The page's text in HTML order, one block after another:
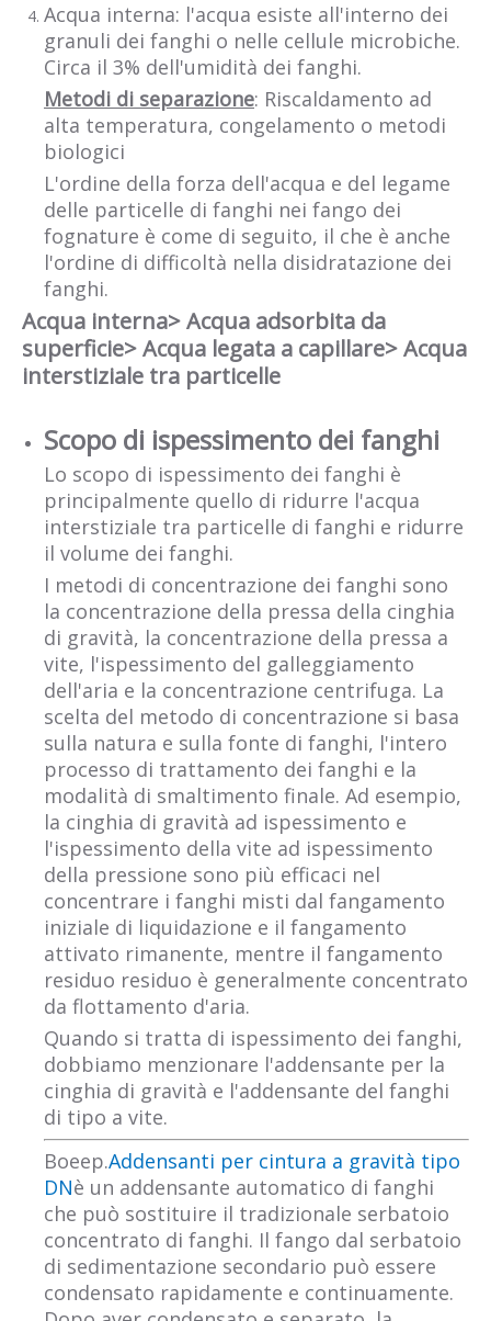
Acqua interna: l'acqua esiste all'interno dei
granuli dei fanghi o nelle cellule microbiche.
Circa il 3% dell'umidità dei fanghi.
Metodi di separazione: Riscaldamento ad
alta temperatura, congelamento o metodi
biologici
L'ordine della forza dell'acqua e del legame
delle particelle di fanghi nei fango dei
fognature è come di seguito, il che è anche
l'ordine di difficoltà nella disidratazione dei
fanghi.
Acqua interna> Acqua adsorbita da
superficie> Acqua legata a capillare> Acqua
interstiziale tra particelle
Scopo di ispessimento dei fanghi
Lo scopo di ispessimento dei fanghi è
principalmente quello di ridurre l'acqua
interstiziale tra particelle di fanghi e ridurre
il volume dei fanghi.
I metodi di concentrazione dei fanghi sono
la concentrazione della pressa della cinghia
di gravità, la concentrazione della pressa a
vite, l'ispessimento del galleggiamento
dell'aria e la concentrazione centrifuga. La
scelta del metodo di concentrazione si basa
sulla natura e sulla fonte di fanghi, l'intero
processo di trattamento dei fanghi e la
modalità di smaltimento finale. Ad esempio,
la cinghia di gravità ad ispessimento e
l'ispessimento della vite ad ispessimento
della pressione sono più efficaci nel
concentrare i fanghi misti dal fangamento
iniziale di liquidazione e il fangamento
attivato rimanente, mentre il fangamento
residuo residuo è generalmente concentrato
da flottamento d'aria.
Quando si tratta di ispessimento dei fanghi,
dobbiamo menzionare l'addensante per la
cinghia di gravità e l'addensante del fanghi
di tipo a vite.
Boeep.Addensanti per cintura a gravità tipo
DNè un addensante automatico di fanghi
che può sostituire il tradizionale serbatoio
concentrato di fanghi. Il fango dal serbatoio
di sedimentazione secondario può essere
condensato rapidamente e continuamente.